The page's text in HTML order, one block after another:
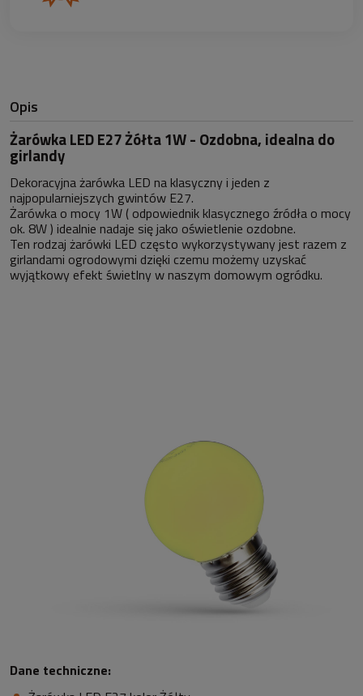
Opis
Żarówka LED E27 Żółta 1W - Ozdobna, idealna do
girlandy
Dekoracyjna żarówka LED na klasyczny i jeden z
najpopularniejszych gwintów E27.
Żarówka o mocy 1W ( odpowiednik klasycznego źródła o mocy
ok. 8W ) idealnie nadaje się jako oświetlenie ozdobne.
Ten rodzaj żarówki LED często wykorzystywany jest razem z
girlandami ogrodowymi dzięki czemu możemy uzyskać
wyjątkowy efekt świetlny w naszym domowym ogródku.
Dane techniczne: